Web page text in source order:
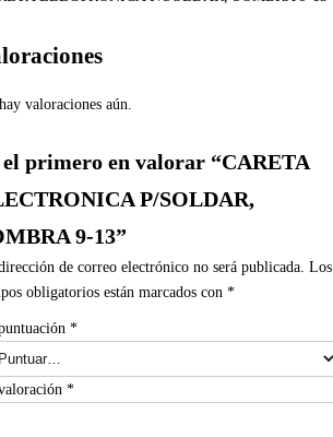
valoraciones aún.
el primero en valorar “CARETA
P/SOLDAR,
9-13”
de correo electrónico no será publicada. Los
obligatorios están marcados con *
*
*